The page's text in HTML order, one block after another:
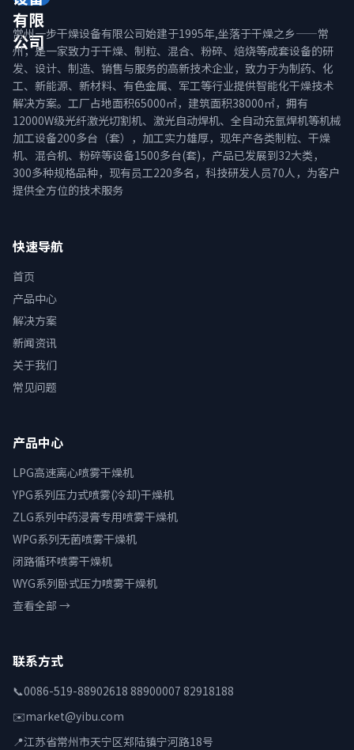
有限
公司
常州一步干燥设备有限公司始建于1995年,坐落于干燥之乡——常
州，是一家致力于干燥、制粒、混合、粉碎、焙烧等成套设备的研
发、设计、制造、销售与服务的高新技术企业，致力于为制药、化
工、新能源、新材料、有色金属、军工等行业提供智能化干燥技术
解决方案。工厂占地面积65000㎡，建筑面积38000㎡，拥有
12000W级光纤激光切割机、激光自动焊机、全自动充氩焊机等机械
加工设备200多台（套），加工实力雄厚，现年产各类制粒、干燥
机、混合机、粉碎等设备1500多台(套)，产品已发展到32大类，
300多种规格品种，现有员工220多名，科技研发人员70人，为客户
提供全方位的技术服务
快速导航
首页
产品中心
解决方案
新闻资讯
关于我们
常见问题
产品中心
LPG高速离心喷雾干燥机
YPG系列压力式喷雾(冷却)干燥机
ZLG系列中药浸膏专用喷雾干燥机
WPG系列无菌喷雾干燥机
闭路循环喷雾干燥机
WYG系列卧式压力喷雾干燥机
查看全部 →
联系方式
📞0086-519-88902618 88900007 82918188
✉️market@yibu.com
📍江苏省常州市天宁区郑陆镇宁河路18号